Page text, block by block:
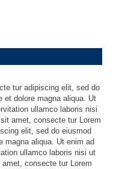
tur adipiscing elit, sed do
et dolore magna aliqua. Ut
ullamco laboris nisi
amet, consecte tur Lorem
elit, sed do eiusmod
magna aliqua. Ut enim ad
ullamco laboris nisi ut
consecte tur Lorem